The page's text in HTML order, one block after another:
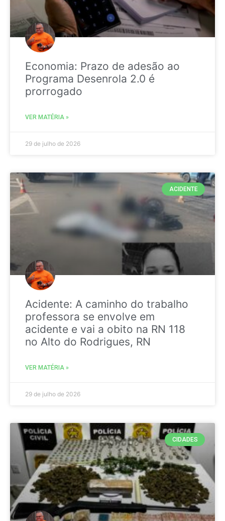
Economia: Prazo de adesão ao
Programa Desenrola 2.0 é
prorrogado
VER MATÉRIA »
29 de julho de 2026
ACIDENTE
Acidente: A caminho do trabalho
professora se envolve em
acidente e vai a obito na RN 118
no Alto do Rodrigues, RN
VER MATÉRIA »
29 de julho de 2026
CIDADES